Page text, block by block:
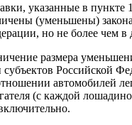
указанные в пункте 1
(уменьшены)
но не более чем в
размера
субъектов Российской
автомобилей
(с каждой